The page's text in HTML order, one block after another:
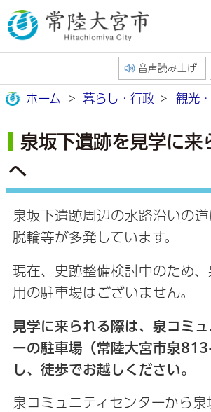
音声読み上げ
ホーム 暮らし・行政 観光
泉坂下遺跡を見学に来
へ
泉坂下遺跡周辺の水路沿いの道
脱輪等が多発しています。
現在、史跡整備検討中のため
用の駐車場はございません。
見学に来られる際は、泉コミ
ーの駐車場（常陸大宮市泉
し、徒歩でお越しください。
泉コミュニティセンターから